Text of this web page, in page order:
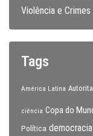
Violência e Crimes
Tags
América Latina
ciência Copa do
Política democracia